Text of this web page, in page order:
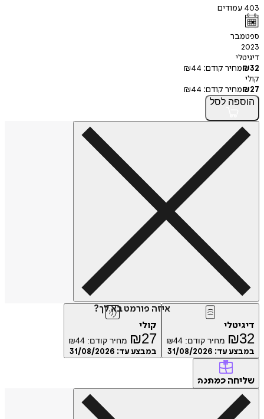
403 עמודים
ספטמבר
2023
דיגיטלי
₪32 מחיר קודם: ₪44
קולי
₪27 מחיר קודם: ₪44
הוספה לסל
איזה פורמט בא לך?
דיגיטלי
₪32 מחיר קודם: ₪44
במבצע עד: 31/08/2026
קולי
₪27 מחיר קודם: ₪44
במבצע עד: 31/08/2026
שליחה כמתנה